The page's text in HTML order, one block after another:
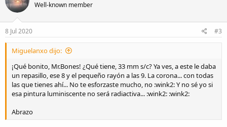
Well-known member
8 Jul 2020 #3
Miguelanxo dijo:
¡Qué bonito, Mr.Bones! ¿Qué tiene, 33 mm s/c? Ya ves, a este le daba
un repasillo, ese 8 y el pequeño rayón a las 9. La corona... con todas
las que tienes ahí... No te esforzaste mucho, no :wink2: Y no sé yo si
esa pintura luminiscente no será radiactiva... :wink2: :wink2:
Abrazo